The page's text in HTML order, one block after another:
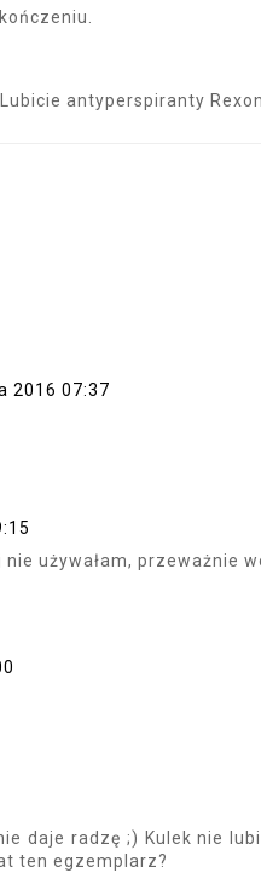
Lubicie antyperspiranty
2016 07:37
używałam, przeważnie
daje radzę ;) Kulek nie
ten egzemplarz?